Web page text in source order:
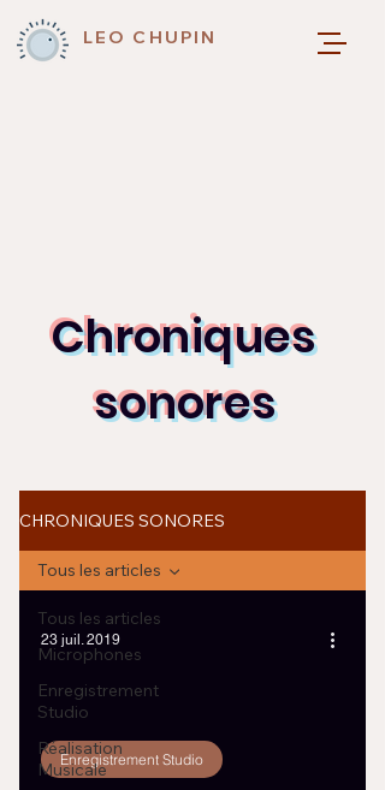
LEO CHUPIN
Chroniques
sonores
CHRONIQUES SONORES
Tous les articles
Microphones
Enregistrement
Studio
Réalisation
Musicale
Tous les articles
Enregistrement Studio
23 juil. 2019